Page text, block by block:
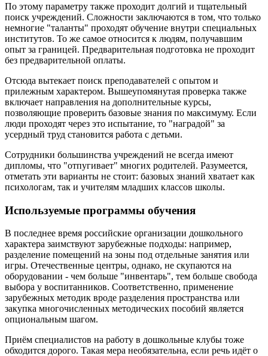
По этому параметру также проходит долгий и тщательный
поиск учреждений. Сложности заключаются в том, что только
немногие "таланты" проходят обучение внутри специальных
институтов. То же самое относится к людям, получавшим
опыт за границей. Предварительная подготовка не проходит
без предварительной оплаты.
Отсюда вытекает поиск преподавателей с опытом и
прилежным характером. Вышеупомянутая проверка также
включает направления на дополнительные курсы,
позволяющие проверить базовые знания по максимуму. Если
люди проходят через это испытание, то "наградой" за
усердный труд становится работа с детьми.
Сотрудники большинства учреждений не всегда имеют
дипломы, что "отпугивает" многих родителей. Разумеется,
отметать эти варианты не стоит: базовых знаний хватает как
психологам, так и учителям младших классов школы.
Используемые программы обучения
В последнее время российские организации дошкольного
характера заимствуют зарубежные подходы: например,
разделение помещений на зоны под отдельные занятия или
игры. Отечественные центры, однако, не скупаются на
оборудовании - чем больше "инвентарь", тем больше свобода
выбора у воспитанников. Соответственно, применение
зарубежных методик вроде разделения пространства или
закупка многочисленных методических пособий является
опциональным шагом.
Приём специалистов на работу в дошкольные клубы тоже
обходится дорого. Такая мера необязательна, если речь идёт о